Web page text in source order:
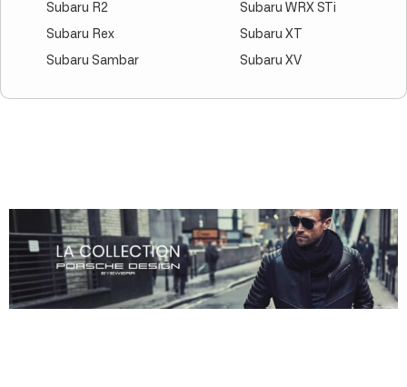
Subaru R2
Subaru Rex
Subaru Sambar
Subaru WRX STi
Subaru XT
Subaru XV